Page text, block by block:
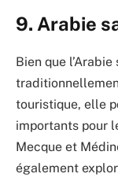
9. Arabie
Bien que
touristique, elle
importants pour
Mecque et
également